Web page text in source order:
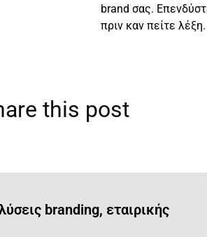
brand σας.
πριν καν πείτε λέξη.
this post
branding, εταιρικής